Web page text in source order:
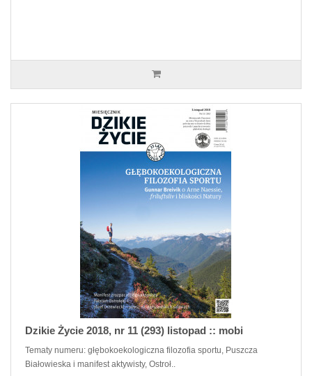
Dzikie Życie 2018, nr 11 (293) listopad :: mobi
Tematy numeru: głębokoekologiczna filozofia sportu, Puszcza
Białowieska i manifest aktywisty, Ostroł..